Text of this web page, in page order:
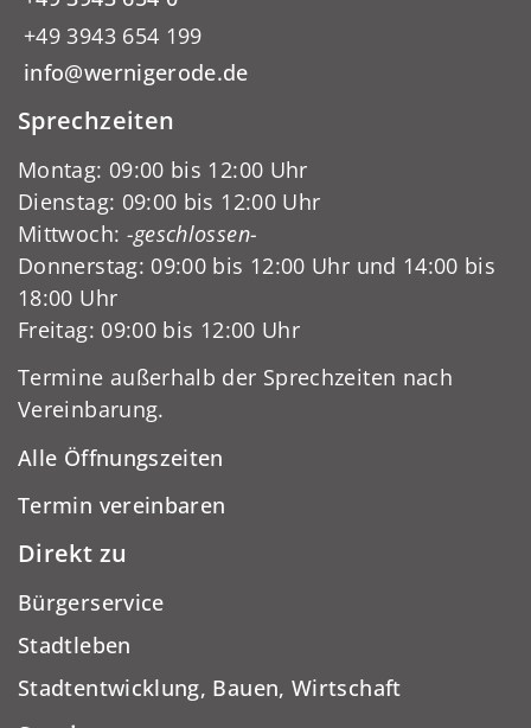
+49 3943 654 199
info@wernigerode.de
Sprechzeiten
Montag: 09:00 bis 12:00 Uhr
Dienstag: 09:00 bis 12:00 Uhr
Mittwoch: -geschlossen-
Donnerstag: 09:00 bis 12:00 Uhr und 14:00 bis
18:00 Uhr
Freitag: 09:00 bis 12:00 Uhr
Termine außerhalb der Sprechzeiten nach
Vereinbarung.
Alle Öffnungszeiten
Termin vereinbaren
Direkt zu
Bürgerservice
Stadtleben
Stadtentwicklung, Bauen, Wirtschaft